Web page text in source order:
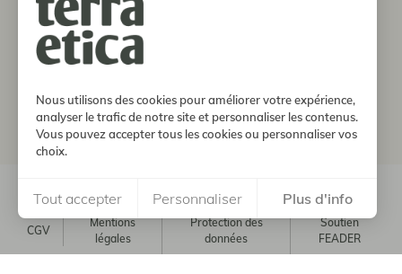
Nous utilisons des cookies pour améliorer votre expérience,
analyser le trafic de notre site et personnaliser les contenus.
Vous pouvez accepter tous les cookies ou personnaliser vos
choix.
Tout accepter Personnaliser Plus d'info
informations
CGV
Mentions
légales
Protection des
données
Soutien
FEADER